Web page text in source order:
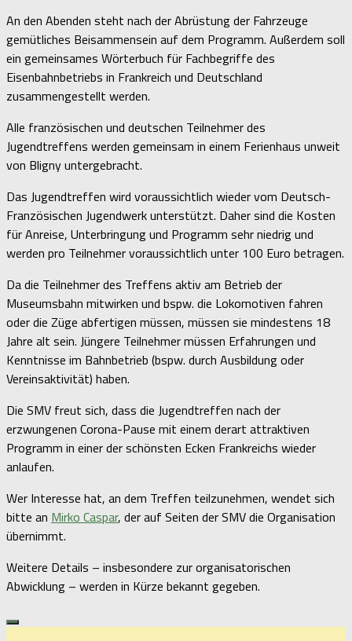
An den Abenden steht nach der Abrüstung der Fahrzeuge
gemütliches Beisammensein auf dem Programm. Außerdem soll
ein gemeinsames Wörterbuch für Fachbegriffe des
Eisenbahnbetriebs in Frankreich und Deutschland
zusammengestellt werden.
Alle französischen und deutschen Teilnehmer des
Jugendtreffens werden gemeinsam in einem Ferienhaus unweit
von Bligny untergebracht.
Das Jugendtreffen wird voraussichtlich wieder vom Deutsch-
Französischen Jugendwerk unterstützt. Daher sind die Kosten
für Anreise, Unterbringung und Programm sehr niedrig und
werden pro Teilnehmer voraussichtlich unter 100 Euro betragen.
Da die Teilnehmer des Treffens aktiv am Betrieb der
Museumsbahn mitwirken und bspw. die Lokomotiven fahren
oder die Züge abfertigen müssen, müssen sie mindestens 18
Jahre alt sein. Jüngere Teilnehmer müssen Erfahrungen und
Kenntnisse im Bahnbetrieb (bspw. durch Ausbildung oder
Vereinsaktivität) haben.
Die SMV freut sich, dass die Jugendtreffen nach der
erzwungenen Corona-Pause mit einem derart attraktiven
Programm in einer der schönsten Ecken Frankreichs wieder
anlaufen.
Wer Interesse hat, an dem Treffen teilzunehmen, wendet sich
bitte an Mirko Caspar, der auf Seiten der SMV die Organisation
übernimmt.
Weitere Details – insbesondere zur organisatorischen
Abwicklung – werden in Kürze bekannt gegeben.